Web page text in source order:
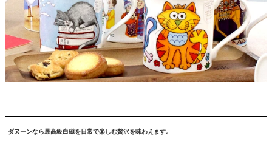
ダヌーンなら最高級白磁を日常で楽しむ贅沢を味わえます。